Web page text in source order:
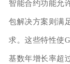
智能合约功能允
包解决方案则满
求。这些特性使
基数年增长率超